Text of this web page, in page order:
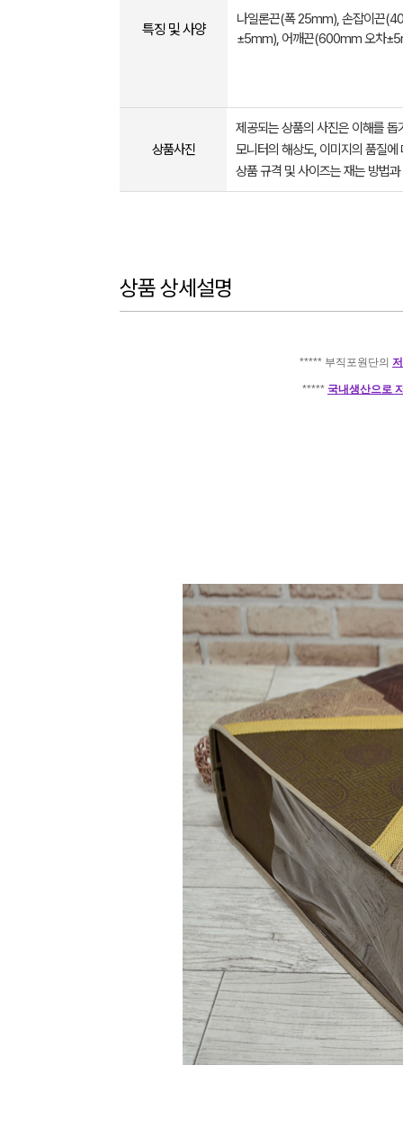
특징 및 사양
나일론끈(폭 25mm), 손잡이끈
±5mm), 어깨끈(600mm 오차
상품사진
제공되는 상품의 사진은 이해를
모니터의 해상도, 이미지의 품질
상품 규격 및 사이즈는 재는 방법
상품 상세설명
***** 부직포원단의
***** 국내생산으로